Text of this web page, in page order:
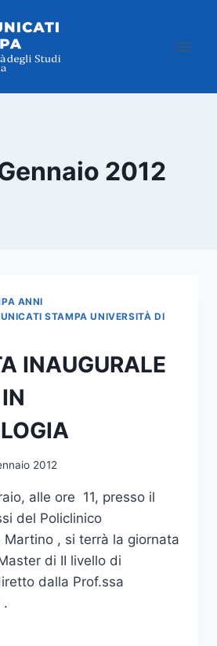
2012
ANNI
STAMPA UNIVERSITÀ DI
INAUGURALE
2012
alle ore 11, presso il
del Policlinico
Martino , si terrà la giornata
di II livello di
dalla Prof.ssa
.